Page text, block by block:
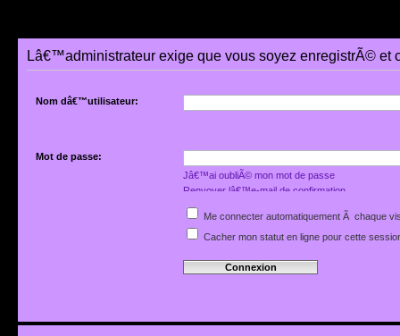
Lâ€™administrateur exige que vous soyez enregistrÃ© et
Nom dâ€™utilisateur:
Mot de passe:
Jâ€™ai oubliÃ© mon mot de passe
Renvoyer lâ€™e-mail de confirmation
Me connecter automatiquement Ã chaque
Cacher mon statut en ligne pour cette